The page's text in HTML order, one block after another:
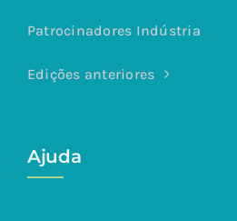
Patrocinadores Indústria
Edições anteriores
Ajuda